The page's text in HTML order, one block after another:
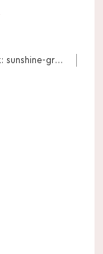
Виробник: sunshine-grow